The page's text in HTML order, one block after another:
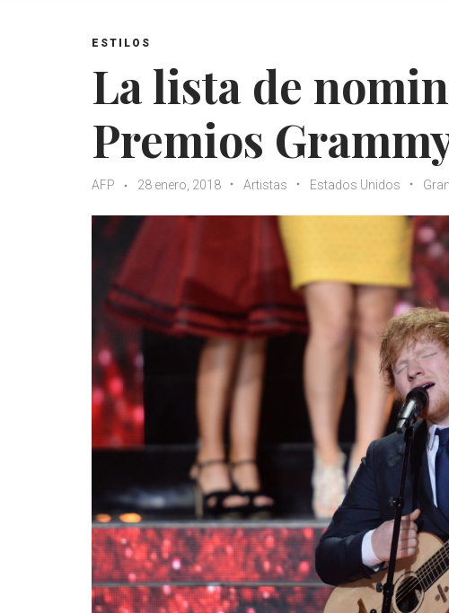
ESTILOS
La lista de
Premios
AFP 28 enero, 2018 Artistas Estados Unidos